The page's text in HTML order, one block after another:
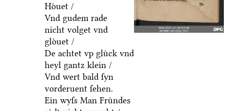
Hoͤuet /
Vnd gudem rade
nicht volget vnd
gloͤuet /
De achtet vp gluͤck vnd
heyl gantz klein /
Vnd wert bald ſyn
vorderuent ſehen.
Ein wyſs Man Fruͤndes